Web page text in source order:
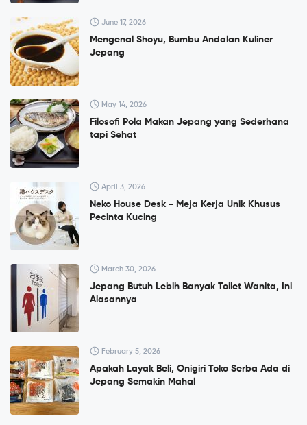
June 17, 2026
Mengenal Shoyu, Bumbu Andalan Kuliner
Jepang
May 14, 2026
Filosofi Pola Makan Jepang yang Sederhana
tapi Sehat
April 3, 2026
Neko House Desk - Meja Kerja Unik Khusus
Pecinta Kucing
March 30, 2026
Jepang Butuh Lebih Banyak Toilet Wanita, Ini
Alasannya
February 5, 2026
Apakah Layak Beli, Onigiri Toko Serba Ada di
Jepang Semakin Mahal